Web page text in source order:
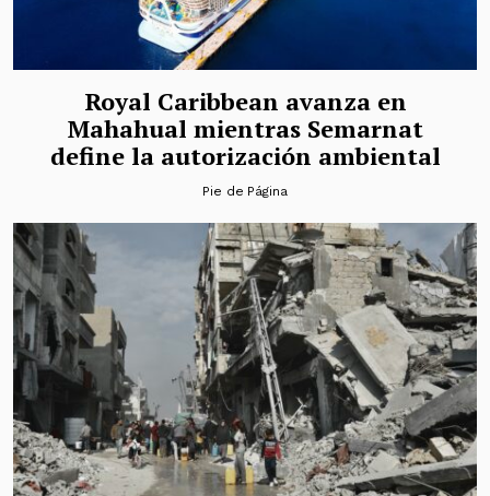
Royal Caribbean avanza en
Mahahual mientras Semarnat
define la autorización ambiental
Pie de Página